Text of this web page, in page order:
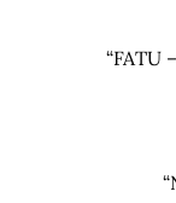
“FATU